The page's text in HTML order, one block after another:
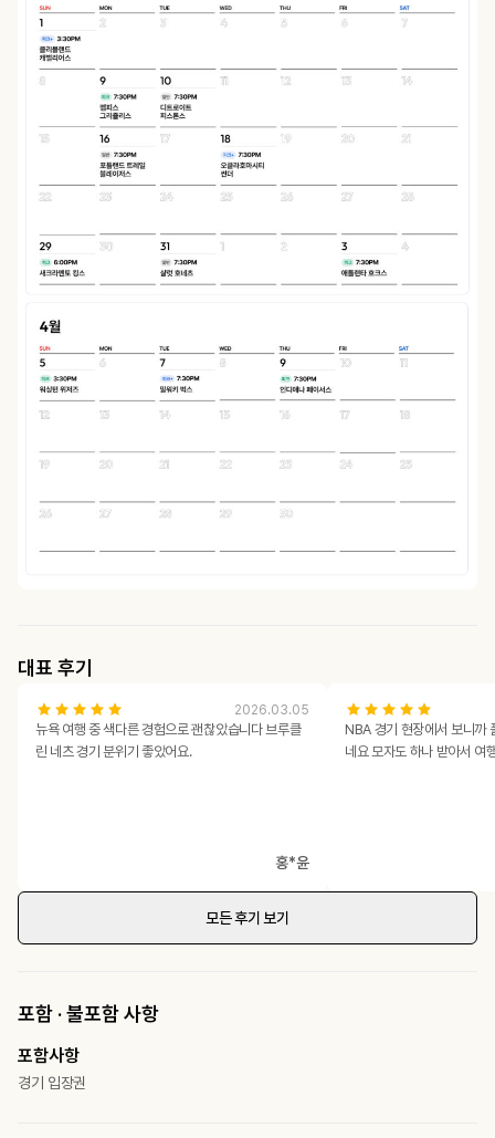
대표 후기
2026.03.05
뉴욕 여행 중 색다른 경험으로 괜찮았습니다 브루클
린 네츠 경기 분위기 좋았어요.
홍*윤
NBA 경기 현장에서 보니까
네요 모자도 하나 받아서 여
모든 후기 보기
포함 · 불포함 사항
포함사항
경기 입장권